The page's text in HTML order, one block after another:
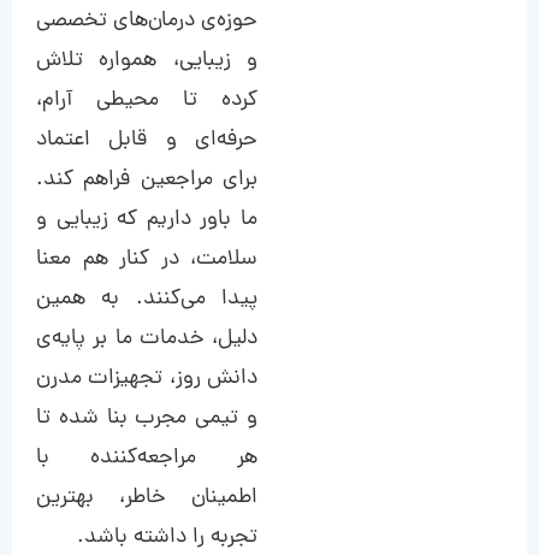
حوزه‌ی درمان‌های تخصصی
و زیبایی، همواره تلاش
کرده تا محیطی آرام،
حرفه‌ای و قابل اعتماد
برای مراجعین فراهم کند.
ما باور داریم که زیبایی و
سلامت، در کنار هم معنا
پیدا می‌کنند. به همین
دلیل، خدمات ما بر پایه‌ی
دانش روز، تجهیزات مدرن
و تیمی مجرب بنا شده تا
هر مراجعه‌کننده با
اطمینان خاطر، بهترین
تجربه را داشته باشد.